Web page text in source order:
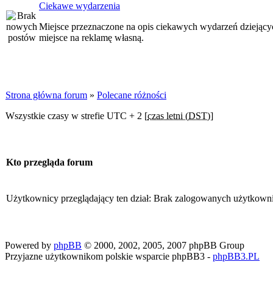
Ciekawe wydarzenia
Miejsce przeznaczone na opis ciekawych wydarzeń
miejsce na reklamę własną.
Strona główna forum » Polecane różności
Wszystkie czasy w strefie UTC + 2 [czas letni (DST)]
Kto przegląda forum
Użytkownicy przeglądający ten dział: Brak zalogowanych
Powered by phpBB © 2000, 2002, 2005, 2007 phpBB Group
Przyjazne użytkownikom polskie wsparcie phpBB3 - phpBB3.PL